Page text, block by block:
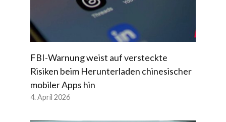
FBI-Warnung weist auf versteckte
Risiken beim Herunterladen chinesischer
mobiler Apps hin
4. April 2026